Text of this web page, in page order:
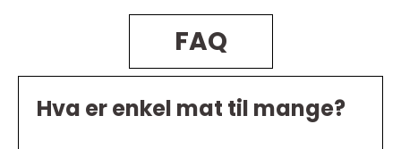
FAQ
Hva er enkel mat til mange?